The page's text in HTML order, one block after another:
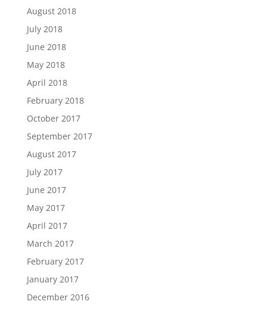
August 2018
July 2018
June 2018
May 2018
April 2018
February 2018
October 2017
September 2017
August 2017
July 2017
June 2017
May 2017
April 2017
March 2017
February 2017
January 2017
December 2016